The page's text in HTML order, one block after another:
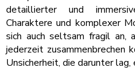
detaillierter und
Charaktere und komplexer
sich auch seltsam fragil an,
jederzeit zusammenbrechen
Unsicherheit, die darunter